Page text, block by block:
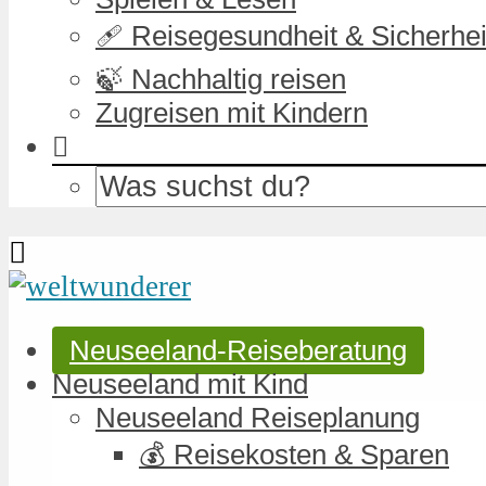
🩹 Reisegesundheit &
🍃 Nachhaltig reisen
Zugreisen mit Kindern
Neuseeland-Reiseberatung
Neuseeland mit Kind
Neuseeland Reiseplanung
💰 Reisekosten & Sparen